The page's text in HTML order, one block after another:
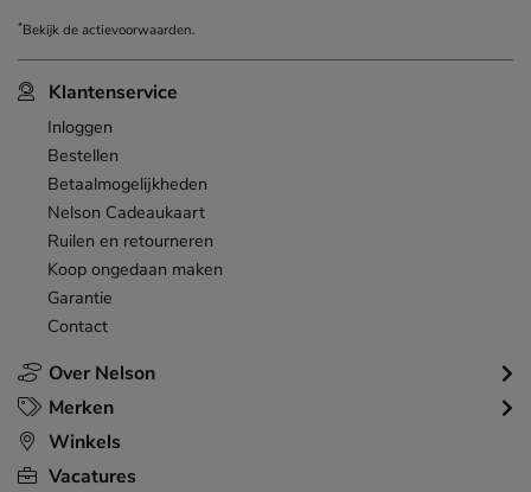
Over Nelson
Klantenservice
Inloggen
Bestellen
Betaalmogelijkheden
Nelson Cadeaukaart
Ruilen en retourneren
Koop ongedaan maken
Garantie
Contact
Merken
Winkels
Vacatures
*Bekijk deactievoorwaarden.